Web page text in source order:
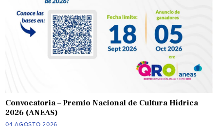
Convocatoria – Premio Nacional de Cultura Hídrica
2026 (ANEAS)
04 AGOSTO 2026